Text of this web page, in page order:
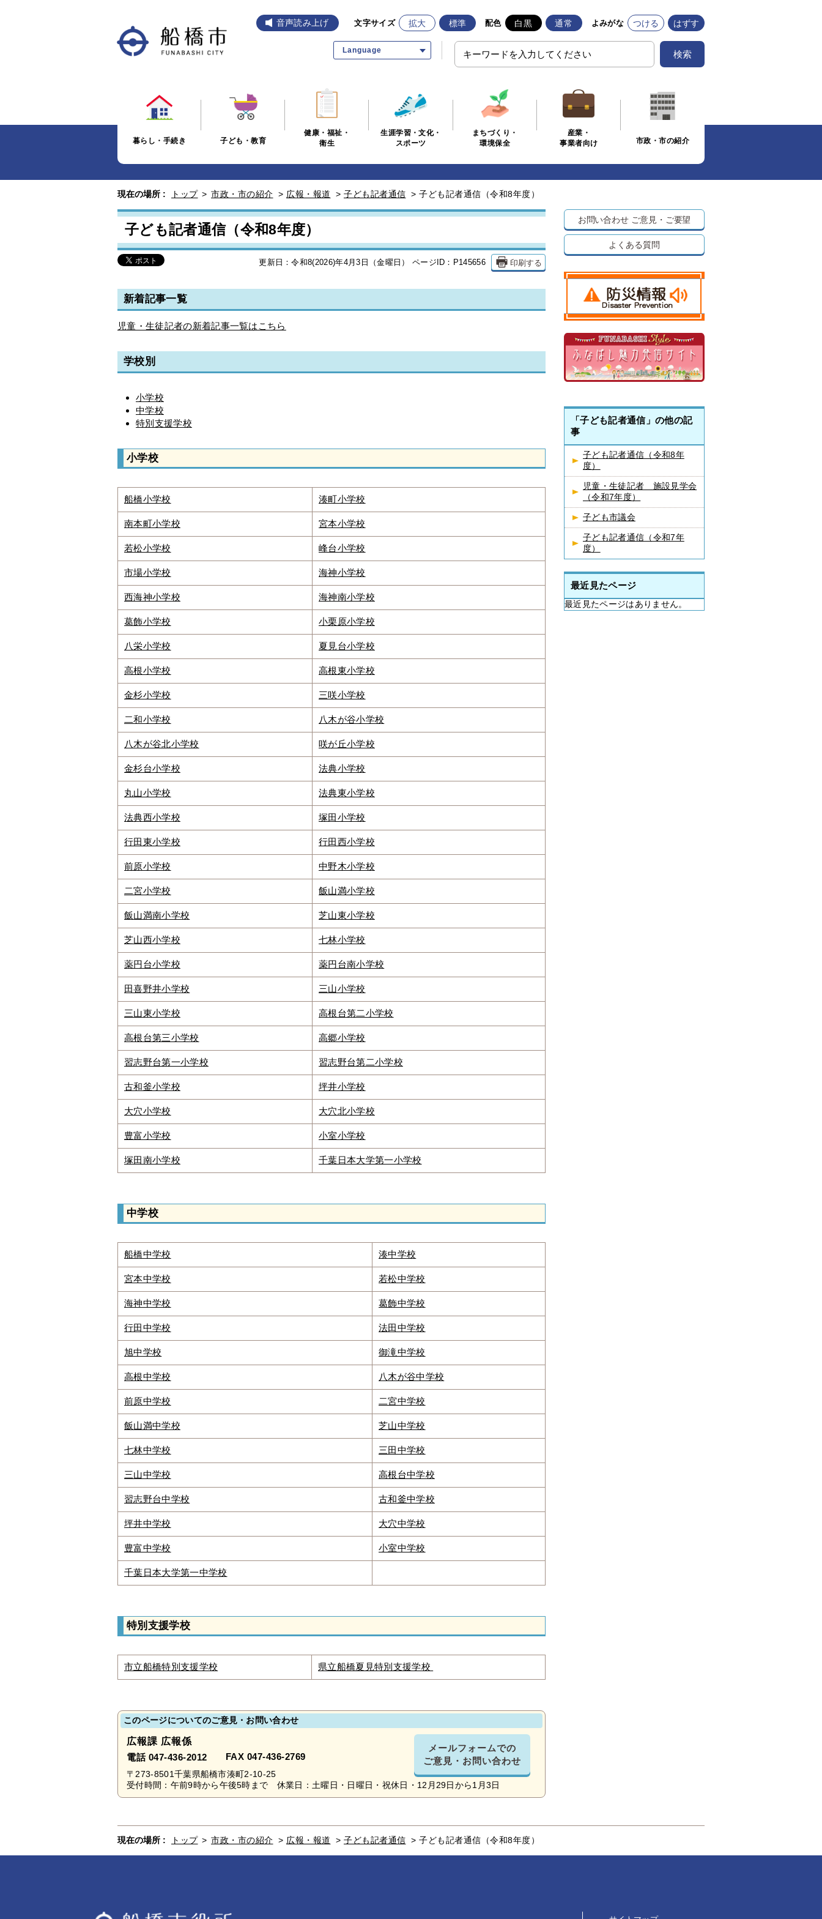
音声読み上げ 文字サイズ 拡大 標準 配色 白黒 通常 よみがな つける はずす
Language 検索
暮らし・手続き 子ども・教育
健康・福祉・
衛生
生涯学習・文化・
スポーツ
まちづくり・
環境保全
産業・
事業者向け
市政・市の紹介
現在の場所 : トップ > 市政・市の紹介 > 広報・報道 > 子ども記者通信 > 子ども記者通信（令和8年度）
子ども記者通信（令和8年度）
更新日：令和8(2026)年4月3日（金曜日） ページID：P145656 印刷する
新着記事一覧
児童・生徒記者の新着記事一覧はこちら
学校別
小学校
中学校
特別支援学校
小学校
船橋小学校 湊町小学校
南本町小学校 宮本小学校
若松小学校 峰台小学校
市場小学校 海神小学校
西海神小学校 海神南小学校
葛飾小学校 小栗原小学校
八栄小学校 夏見台小学校
高根小学校 高根東小学校
金杉小学校 三咲小学校
二和小学校 八木が谷小学校
八木が谷北小学校 咲が丘小学校
金杉台小学校 法典小学校
丸山小学校 法典東小学校
法典西小学校 塚田小学校
行田東小学校 行田西小学校
前原小学校 中野木小学校
二宮小学校 飯山満小学校
飯山満南小学校 芝山東小学校
芝山西小学校 七林小学校
薬円台小学校 薬円台南小学校
田喜野井小学校 三山小学校
三山東小学校 高根台第二小学校
高根台第三小学校 高郷小学校
習志野台第一小学校 習志野台第二小学校
古和釜小学校 坪井小学校
大穴小学校 大穴北小学校
豊富小学校 小室小学校
塚田南小学校 千葉日本大学第一小学校
中学校
船橋中学校 湊中学校
宮本中学校 若松中学校
海神中学校 葛飾中学校
行田中学校 法田中学校
旭中学校 御滝中学校
高根中学校 八木が谷中学校
前原中学校 二宮中学校
飯山満中学校 芝山中学校
七林中学校 三田中学校
三山中学校 高根台中学校
習志野台中学校 古和釜中学校
坪井中学校 大穴中学校
豊富中学校 小室中学校
千葉日本大学第一中学校
特別支援学校
市立船橋特別支援学校 県立船橋夏見特別支援学校
このページについてのご意見・お問い合わせ
広報課 広報係
電話 047-436-2012 FAX 047-436-2769
メールフォームでの
ご意見・お問い合わせ
〒273-8501千葉県船橋市湊町2-10-25
受付時間：午前9時から午後5時まで 休業日：土曜日・日曜日・祝休日・12月29日から1月3日
お問い合わせ ご意見・ご要望
よくある質問
「子ども記者通信」の他の記
事
子ども記者通信（令和8年
度）
児童・生徒記者 施設見学会
（令和7年度）
子ども市議会
子ども記者通信（令和7年
度）
最近見たページ
最近見たページはありません。
現在の場所 : トップ > 市政・市の紹介 > 広報・報道 > 子ども記者通信 > 子ども記者通信（令和8年度）